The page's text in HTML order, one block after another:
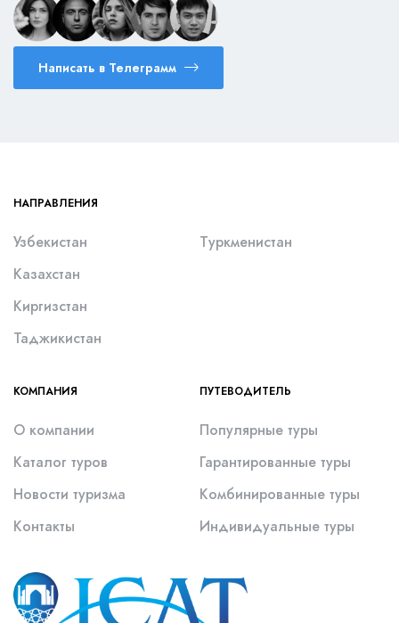
Написать в Телеграмм
НАПРАВЛЕНИЯ
Узбекистан
Казахстан
Киргизстан
Таджикистан
Туркменистан
КОМПАНИЯ
О компании
Каталог туров
Новости туризма
Контакты
ПУТЕВОДИТЕЛЬ
Популярные туры
Гарантированные туры
Комбинированные туры
Индивидуальные туры